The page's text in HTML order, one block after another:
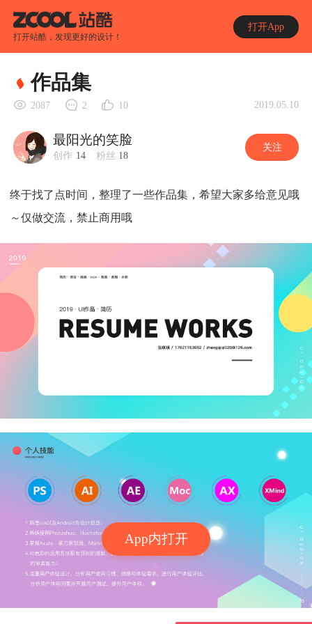
打开站酷，发现更好的设计！
打开App
App内打开
作品集
2087 2 10 2019.05.10
最阳光的笑脸
创作 14 粉丝 18
关注
终于找了点时间，整理了一些作品集，希望大家多给意见哦
～仅做交流，禁止商用哦